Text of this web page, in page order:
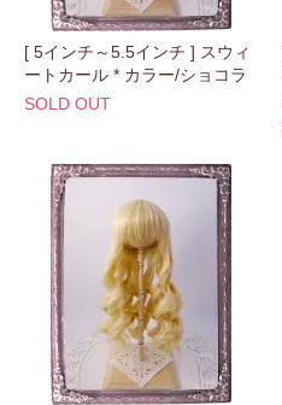
[ 5インチ～5.5インチ ] スウィ
ートカール * カラー/ショコラ
SOLD OUT